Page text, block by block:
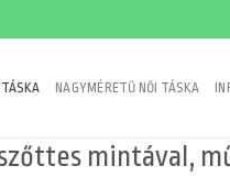
TÁSKA NAGYMÉRETŰ NŐI TÁSKA
mintával,